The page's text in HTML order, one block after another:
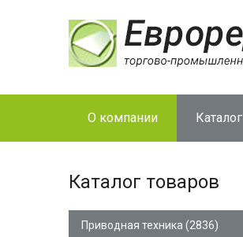
О компании Каталог
Каталог товаров
Приводная техника (2836)